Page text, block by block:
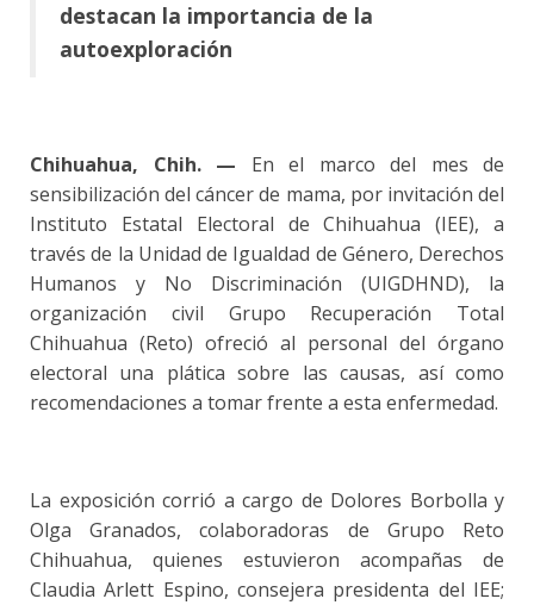
destacan la importancia de la
autoexploración
Chihuahua, Chih. — En el marco del mes de
sensibilización del cáncer de mama, por invitación del
Instituto Estatal Electoral de Chihuahua (IEE), a
través de la Unidad de Igualdad de Género, Derechos
Humanos y No Discriminación (UIGDHND), la
organización civil Grupo Recuperación Total
Chihuahua (Reto) ofreció al personal del órgano
electoral una plática sobre las causas, así como
recomendaciones a tomar frente a esta enfermedad.
La exposición corrió a cargo de Dolores Borbolla y
Olga Granados, colaboradoras de Grupo Reto
Chihuahua, quienes estuvieron acompañas de
Claudia Arlett Espino, consejera presidenta del IEE;